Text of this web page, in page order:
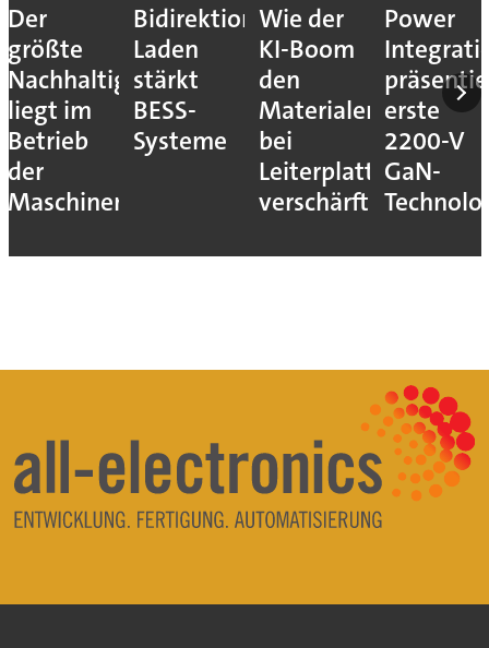
Der
größte
Nachhaltigkeitshebel
liegt im
Betrieb
der
Maschinen
Bidirektionales
Laden
stärkt
BESS-
Systeme
Wie der
KI-Boom
den
Materialengpass
bei
Leiterplatten
verschärft
Power
erste
2200-V
GaN-